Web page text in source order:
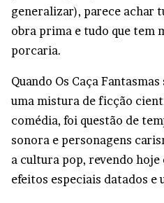
generalizar), parece achar
obra prima e tudo que tem
porcaria.
Quando Os Caça
uma mistura de ficção
comédia, foi questão de
sonora e personagens
a cultura pop, revendo
efeitos especiais datados e